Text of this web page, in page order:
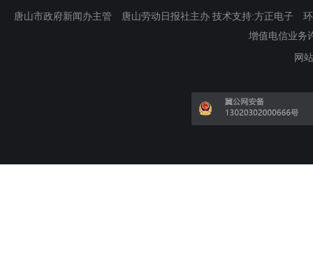
唐山市政府新闻办主管 唐山劳动日报社主办 技术支持:方正电子
增值电信业务
网